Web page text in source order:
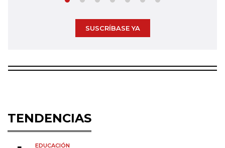
SUSCRÍBASE YA
TENDENCIAS
EDUCACIÓN